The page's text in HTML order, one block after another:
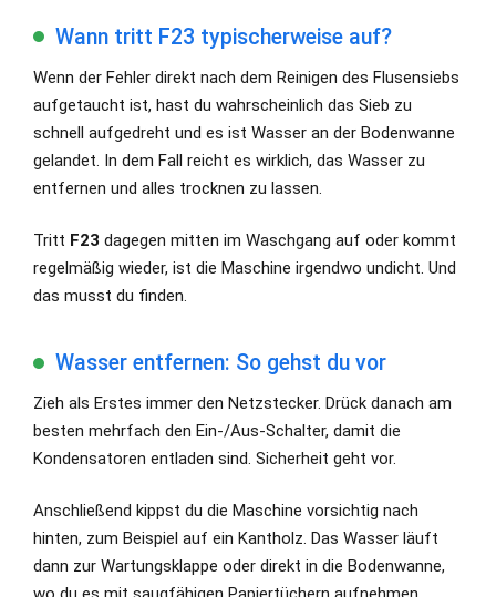
Wann tritt F23 typischerweise auf?
Wenn der Fehler direkt nach dem Reinigen des Flusensiebs
aufgetaucht ist, hast du wahrscheinlich das Sieb zu
schnell aufgedreht und es ist Wasser an der Bodenwanne
gelandet. In dem Fall reicht es wirklich, das Wasser zu
entfernen und alles trocknen zu lassen.
Tritt F23 dagegen mitten im Waschgang auf oder kommt
regelmäßig wieder, ist die Maschine irgendwo undicht. Und
das musst du finden.
Wasser entfernen: So gehst du vor
Zieh als Erstes immer den Netzstecker. Drück danach am
besten mehrfach den Ein-/Aus-Schalter, damit die
Kondensatoren entladen sind. Sicherheit geht vor.
Anschließend kippst du die Maschine vorsichtig nach
hinten, zum Beispiel auf ein Kantholz. Das Wasser läuft
dann zur Wartungsklappe oder direkt in die Bodenwanne,